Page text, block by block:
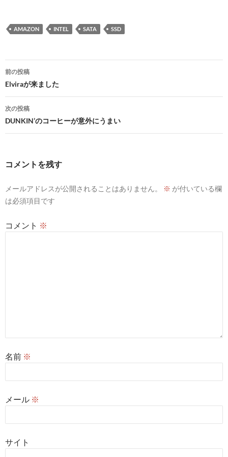
AMAZON INTEL SATA SSD
投
稿
ナ
ビ
ゲ
ョ
前の投稿
Elviraが来ました
次の投稿
DUNKIN’のコーヒーが意外にうまい
コメントを残す
メールアドレスが公開されることはありません。 ※ が付いている欄
は必須項目です
コメント ※
名前 ※
メール ※
サイト